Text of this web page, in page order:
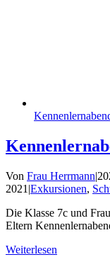
Von Frau Herrmann|
2021 |Exkursionen,
Die Klasse 7c und
Eltern
Weiterlesen